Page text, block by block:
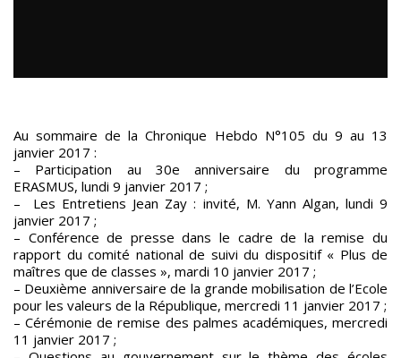
Au sommaire de la Chronique Hebdo N°105 du 9 au 13
janvier 2017 :
– Participation au 30e anniversaire du programme
ERASMUS, lundi 9 janvier 2017 ;
– Les Entretiens Jean Zay : invité, M. Yann Algan, lundi 9
janvier 2017 ;
– Conférence de presse dans le cadre de la remise du
rapport du comité national de suivi du dispositif « Plus de
maîtres que de classes », mardi 10 janvier 2017 ;
– Deuxième anniversaire de la grande mobilisation de l’Ecole
pour les valeurs de la République, mercredi 11 janvier 2017 ;
– Cérémonie de remise des palmes académiques, mercredi
11 janvier 2017 ;